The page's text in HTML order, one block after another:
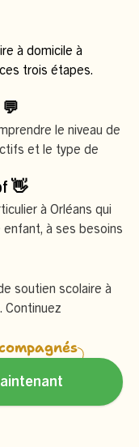
à domicile à
trois étapes.
💬
le niveau de
et le type de
👋
à Orléans qui
à ses besoins
soutien scolaire à
Continuez